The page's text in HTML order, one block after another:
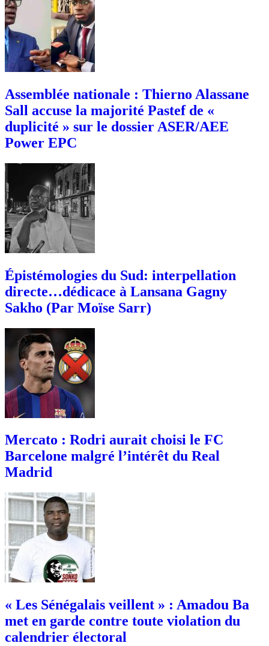
Assemblée nationale : Thierno Alassane
Sall accuse la majorité Pastef de «
duplicité » sur le dossier ASER/AEE
Power EPC
Épistémologies du Sud: interpellation
directe…dédicace à Lansana Gagny
Sakho (Par Moïse Sarr)
Mercato : Rodri aurait choisi le FC
Barcelone malgré l’intérêt du Real
Madrid
« Les Sénégalais veillent » : Amadou Ba
met en garde contre toute violation du
calendrier électoral